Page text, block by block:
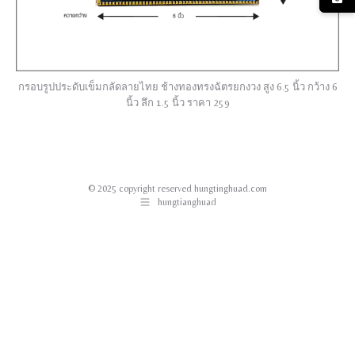
กรอบรูปประดับเข็มกลัดลายไทย ช้างทองทรงฉัตรยกงวง สูง 6.5 นิ้ว กว้าง 6
นิ้ว ลึก 1.5 นิ้ว ราคา 259
© 2025 copyright reserved hungtinghuad.com
hungtianghuad